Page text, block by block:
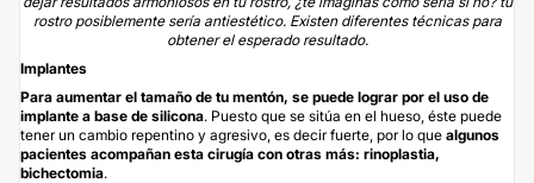
rostro posiblemente sería antiestético. Existen diferentes técnicas para
obtener el esperado resultado.
Implantes
Para aumentar el tamaño de tu mentón, se puede lograr por el uso de
implante a base de silicona. Puesto que se sitúa en el hueso, éste puede
tener un cambio repentino y agresivo, es decir fuerte, por lo que algunos
pacientes acompañan esta cirugía con otras más: rinoplastia,
bichectomia.